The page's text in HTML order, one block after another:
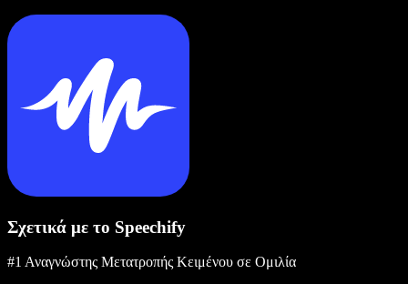
Σχετικά με το Speechify
#1 Αναγνώστης Μετατροπής Κειμένου σε Ομιλία